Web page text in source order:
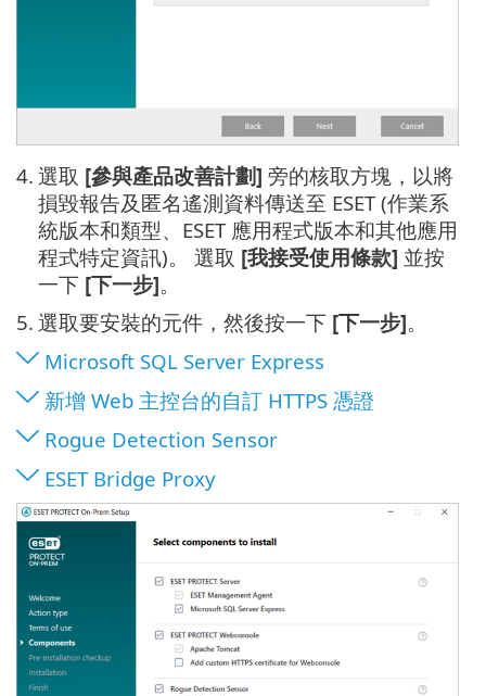
4. 選取 [參與產品改善計劃] 旁的核取方塊，以將
損毀報告及匿名遙測資料傳送至 ESET (作業系
統版本和類型、ESET 應用程式版本和其他應用
程式特定資訊)。 選取 [我接受使用條款] 並按
一下 [下一步]。
5. 選取要安裝的元件，然後按一下 [下一步]。
Microsoft SQL Server Express
新增 Web 主控台的自訂 HTTPS 憑證
Rogue Detection Sensor
ESET Bridge Proxy